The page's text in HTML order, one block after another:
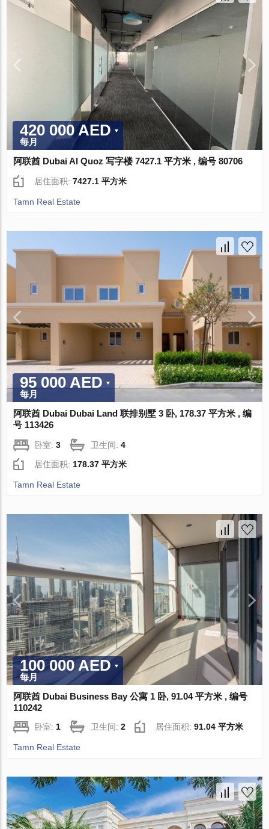
420 000 AED
每月
阿联酋 Dubai Al Quoz 写字楼 7427.1 平方米 , 编号 80706
居住面积:7427.1 平方米
Tamn Real Estate
95 000 AED
每月
阿联酋 Dubai Dubai Land 联排别墅 3 卧, 178.37 平方米 , 编
号 113426
卧室:3 卫生间:4
居住面积: 178.37 平方米
Tamn Real Estate
100 000 AED
每月
阿联酋 Dubai Business Bay 公寓 1 卧, 91.04 平方米 , 编号
110242
卧室: 1 卫生间:2 居住面积:91.04 平方米
Tamn Real Estate